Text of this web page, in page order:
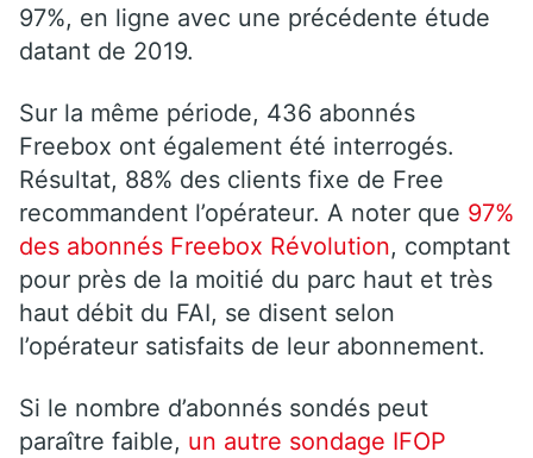
97%, en ligne avec une précédente étude
datant de 2019.
Sur la même période, 436 abonnés
Freebox ont également été interrogés.
Résultat, 88% des clients fixe de Free
recommandent l’opérateur. A noter que 97%
des abonnés Freebox Révolution, comptant
pour près de la moitié du parc haut et très
haut débit du FAI, se disent selon
l’opérateur satisfaits de leur abonnement.
Si le nombre d’abonnés sondés peut
paraître faible, un autre sondage IFOP